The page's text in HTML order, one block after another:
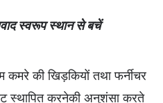
स्वरूप स्थान से बचें
की खिड़कियों तथा फर्नीचर
स्थापित करनेकी अनुशंसा करते